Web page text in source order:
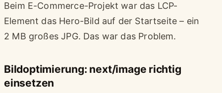
Beim E-Commerce-Projekt war das LCP-
Element das Hero-Bild auf der Startseite – ein
2 MB großes JPG. Das war das Problem.
Bildoptimierung: next/image richtig
einsetzen